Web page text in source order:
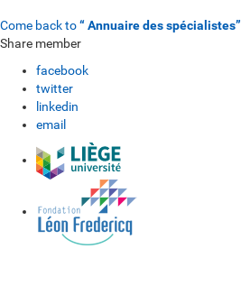
Come back to“ Annuaire des spécialistes”
Share member
facebook
twitter
linkedin
email